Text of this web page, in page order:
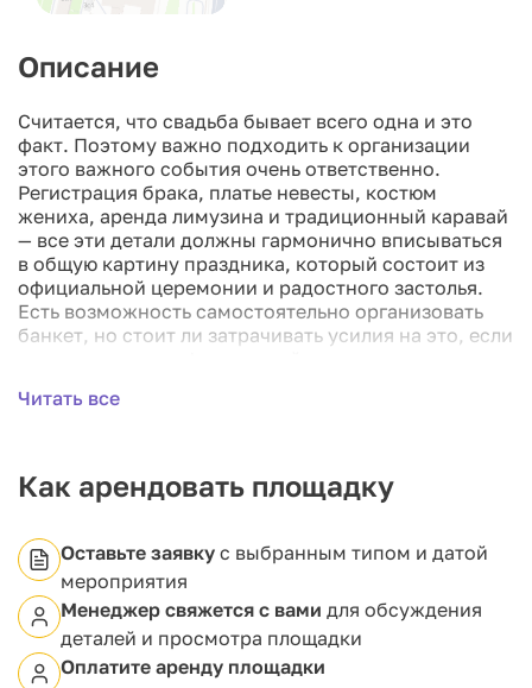
Описание
Считается, что свадьба бывает всего одна и это
факт. Поэтому важно подходить к организации
этого важного события очень ответственно.
Регистрация брака, платье невесты, костюм
жениха, аренда лимузина и традиционный каравай
— все эти детали должны гармонично вписываться
в общую картину праздника, который состоит из
официальной церемонии и радостного застолья.
Есть возможность самостоятельно организовать
банкет, но стоит ли затрачивать усилия на это, если
пришли к выводу, что нет! Выбор банкетного зала —
"Авиньон", свидетельствуют об этом.
Специальное проектирование зала позволяет
проводить свадьбы, корпоративные
мероприятия, дни рождения и прочие
торжества.
Ресторан "Авиньон" является оптимальным
выбором для вашего торжества.
Профессиональный тамада и живая музыка
Читать все
Как арендовать площадку
Оставьте заявку с выбранным типом и датой
мероприятия
Менеджер свяжется с вами для обсуждения
деталей и просмотра площадки
Оплатите аренду площадки